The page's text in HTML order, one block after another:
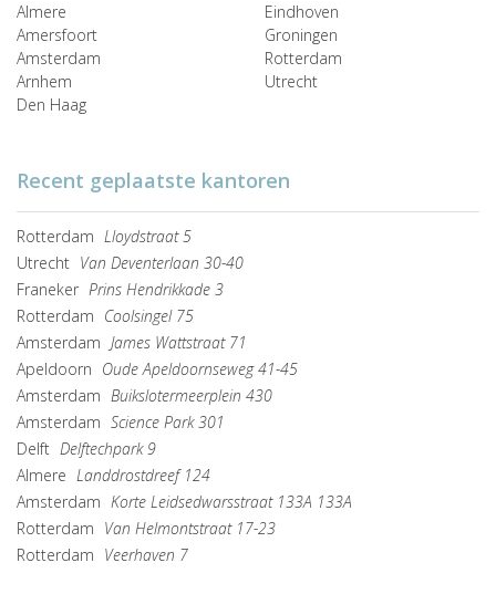
Almere
Amersfoort
Amsterdam
Arnhem
Den Haag
Eindhoven
Groningen
Rotterdam
Utrecht
Recent geplaatste kantoren
Rotterdam Lloydstraat 5
Utrecht Van Deventerlaan 30-40
Franeker Prins Hendrikkade 3
Rotterdam Coolsingel 75
Amsterdam James Wattstraat 71
Apeldoorn Oude Apeldoornseweg 41-45
Amsterdam Buikslotermeerplein 430
Amsterdam Science Park 301
Delft Delftechpark 9
Almere Landdrostdreef 124
Amsterdam Korte Leidsedwarsstraat 133A 133A
Rotterdam Van Helmontstraat 17-23
Rotterdam Veerhaven 7